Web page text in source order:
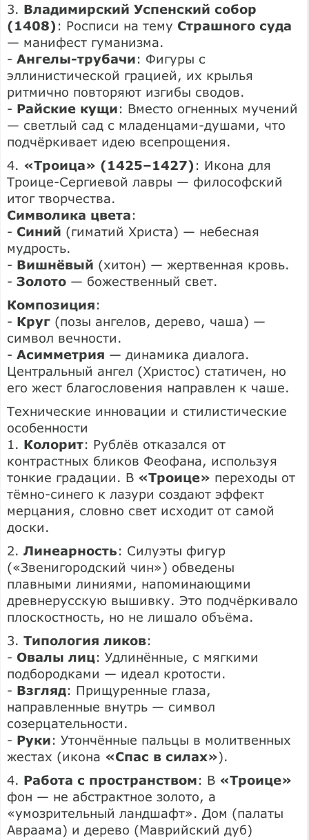
3. Владимирский Успенский собор
(1408) : Росписи на тему Страшного суда
— манифест гуманизма.
- Ангелы-трубачи: Фигуры с
эллинистической грацией, их крылья
ритмично повторяют изгибы сводов.
- Райские кущи: Вместо огненных мучений
— светлый сад с младенцами-душами, что
подчёркивает идею всепрощения.
4. «Троица» (1425–1427) : Икона для
Троице-Сергиевой лавры — философский
итог творчества.
Символика цвета:
- Синий (гиматий Христа) — небесная
мудрость.
- Вишнёвый (хитон) — жертвенная кровь.
- Золото — божественный свет.
Композиция:
- Круг (позы ангелов, дерево, чаша) —
символ вечности.
- Асимметрия — динамика диалога.
Центральный ангел (Христос) статичен, но
его жест благословения направлен к чаше.
Технические инновации и стилистические
особенности
1. Колорит: Рублёв отказался от
контрастных бликов Феофана, используя
тонкие градации. В «Троице» переходы от
тёмно-синего к лазури создают эффект
мерцания, словно свет исходит от самой
доски.
2. Линеарность: Силуэты фигур
(«Звенигородский чин») обведены
плавными линиями, напоминающими
древнерусскую вышивку. Это подчёркивало
плоскостность, но не лишало объёма.
3. Типология ликов:
- Овалы лиц: Удлинённые, с мягкими
подбородками — идеал кротости.
- Взгляд: Прищуренные глаза,
направленные внутрь — символ
созерцательности.
- Руки: Утончённые пальцы в молитвенных
жестах (икона «Спас в силах»).
4. Работа с пространством: В «Троице»
фон — не абстрактное золото, а
«умозрительный ландшафт». Дом (палаты
Авраама) и дерево (Маврийский дуб)